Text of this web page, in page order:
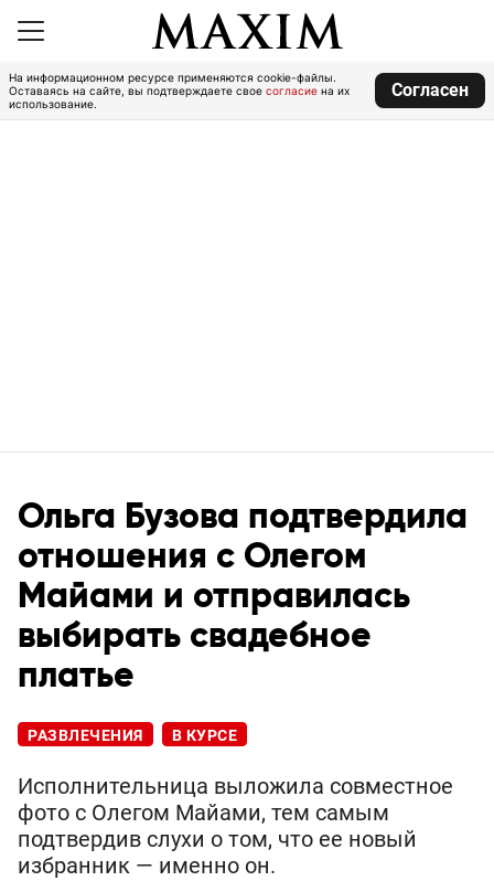
На информационном ресурсе применяются cookie-файлы.
Оставаясь на сайте, вы подтверждаете свое согласие на их
использование.
Согласен
Ольга Бузова подтвердила
отношения с Олегом
Майами и отправилась
выбирать свадебное
платье
РАЗВЛЕЧЕНИЯ В КУРСЕ
Исполнительница выложила совместное
фото с Олегом Майами, тем самым
подтвердив слухи о том, что ее новый
избранник — именно он.